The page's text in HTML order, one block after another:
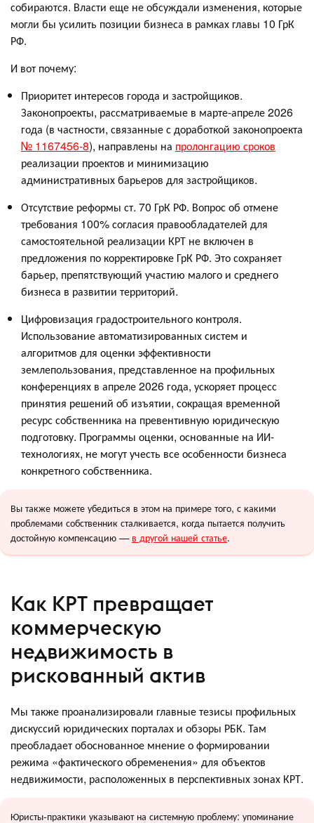
собираются. Власти еще не обсуждали изменения, которые
могли бы усилить позиции бизнеса в рамках главы 10 ГрК
РФ.
И вот почему:
Приоритет интересов города и застройщиков.
Законопроекты, рассматриваемые в марте-апреле 2026
года (в частности, связанные с доработкой законопроекта
№ 1167456-8), направлены на пролонгацию сроков
реализации проектов и минимизацию
административных барьеров для застройщиков.
Отсутствие реформы ст. 70 ГрК РФ. Вопрос об отмене
требования 100% согласия правообладателей для
самостоятельной реализации КРТ не включен в
предложения по корректировке ГрК РФ. Это сохраняет
барьер, препятствующий участию малого и среднего
бизнеса в развитии территорий.
Цифровизация градостроительного контроля.
Использование автоматизированных систем и
алгоритмов для оценки эффективности
землепользования, представленное на профильных
конференциях в апреле 2026 года, ускоряет процесс
принятия решений об изъятии, сокращая временной
ресурс собственника на превентивную юридическую
подготовку. Программы оценки, основанные на ИИ-
технологиях, не могут учесть все особенности бизнеса
конкретного собственника.
Вы также можете убедиться в этом на примере того, с какими
проблемами собственник сталкивается, когда пытается получить
достойную компенсацию —в другой нашей статье.
Как КРТ превращает
коммерческую
недвижимость в
рискованный актив
Мы также проанализировали главные тезисы профильных
дискуссий юридических порталах и обзоры РБК. Там
преобладает обоснованное мнение о формировании
режима «фактического обременения» для объектов
недвижимости, расположенных в перспективных зонах КРТ.
Юристы-практики указывают на системную проблему: упоминание